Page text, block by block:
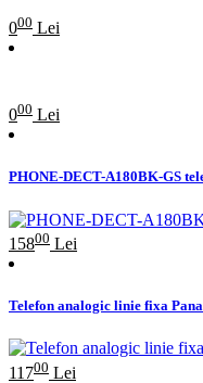
000 Lei
000 Lei
PHONE-DECT-A180BK-GS
15800 Lei
Telefon analogic linie fixa
11700 Lei